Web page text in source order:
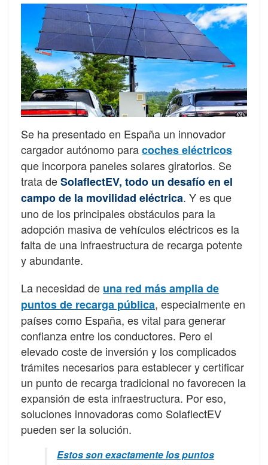
Se ha presentado en España un innovador
cargador autónomo paracoches eléctricos
que incorpora paneles solares giratorios. Se
trata deSolaflectEV, todo un desafío en el
campo de la movilidad eléctrica. Y es que
uno de los principales obstáculos para la
adopción masiva de vehículos eléctricos es la
falta de una infraestructura de recarga potente
y abundante.
La necesidad de una red más amplia de
puntos de recarga pública, especialmente en
países como España, es vital para generar
confianza entre los conductores. Pero el
elevado coste de inversión y los complicados
trámites necesarios para establecer y certificar
un punto de recarga tradicional no favorecen la
expansión de esta infraestructura. Por eso,
soluciones innovadoras como SolaflectEV
pueden ser la solución.
Estos son exactamente los puntos